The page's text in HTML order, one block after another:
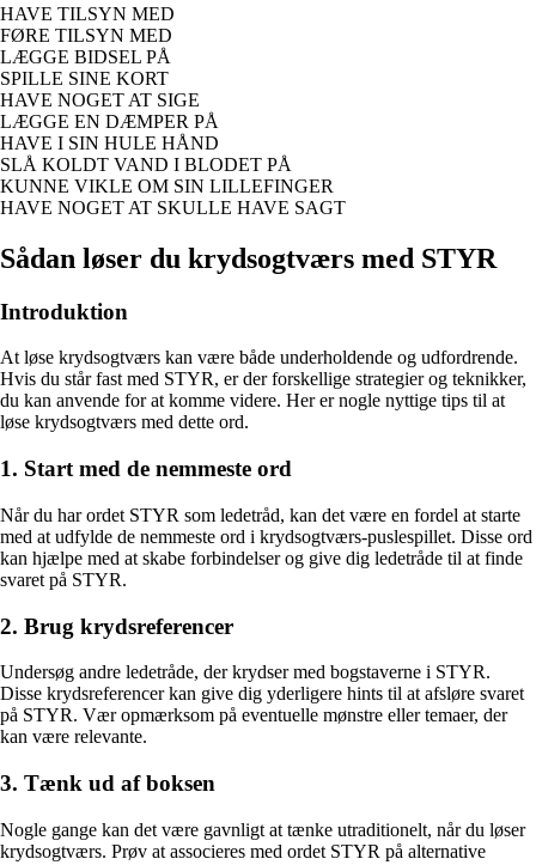
HAVE TILSYN MED
FØRE TILSYN MED
LÆGGE BIDSEL PÅ
SPILLE SINE KORT
HAVE NOGET AT SIGE
LÆGGE EN DÆMPER PÅ
HAVE I SIN HULE HÅND
SLÅ KOLDT VAND I BLODET PÅ
KUNNE VIKLE OM SIN LILLEFINGER
HAVE NOGET AT SKULLE HAVE SAGT
Sådan løser du krydsogtværs med STYR
Introduktion
At løse krydsogtværs kan være både underholdende og udfordrende.
Hvis du står fast med STYR, er der forskellige strategier og teknikker,
du kan anvende for at komme videre. Her er nogle nyttige tips til at
løse krydsogtværs med dette ord.
1. Start med de nemmeste ord
Når du har ordet STYR som ledetråd, kan det være en fordel at starte
med at udfylde de nemmeste ord i krydsogtværs-puslespillet. Disse ord
kan hjælpe med at skabe forbindelser og give dig ledetråde til at finde
svaret på STYR.
2. Brug krydsreferencer
Undersøg andre ledetråde, der krydser med bogstaverne i STYR.
Disse krydsreferencer kan give dig yderligere hints til at afsløre svaret
på STYR. Vær opmærksom på eventuelle mønstre eller temaer, der
kan være relevante.
3. Tænk ud af boksen
Nogle gange kan det være gavnligt at tænke utraditionelt, når du løser
krydsogtværs. Prøv at associeres med ordet STYR på alternative